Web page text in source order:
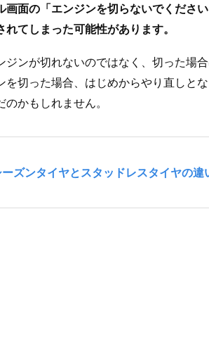
画面の「エンジンを切らないでくださ
てしまった可能性があります。
ジンが切れないのではなく、切った場
を切った場合、はじめからやり直しと
かもしれません。